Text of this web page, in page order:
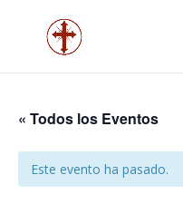
« Todos los Eventos
Este evento ha pasado.